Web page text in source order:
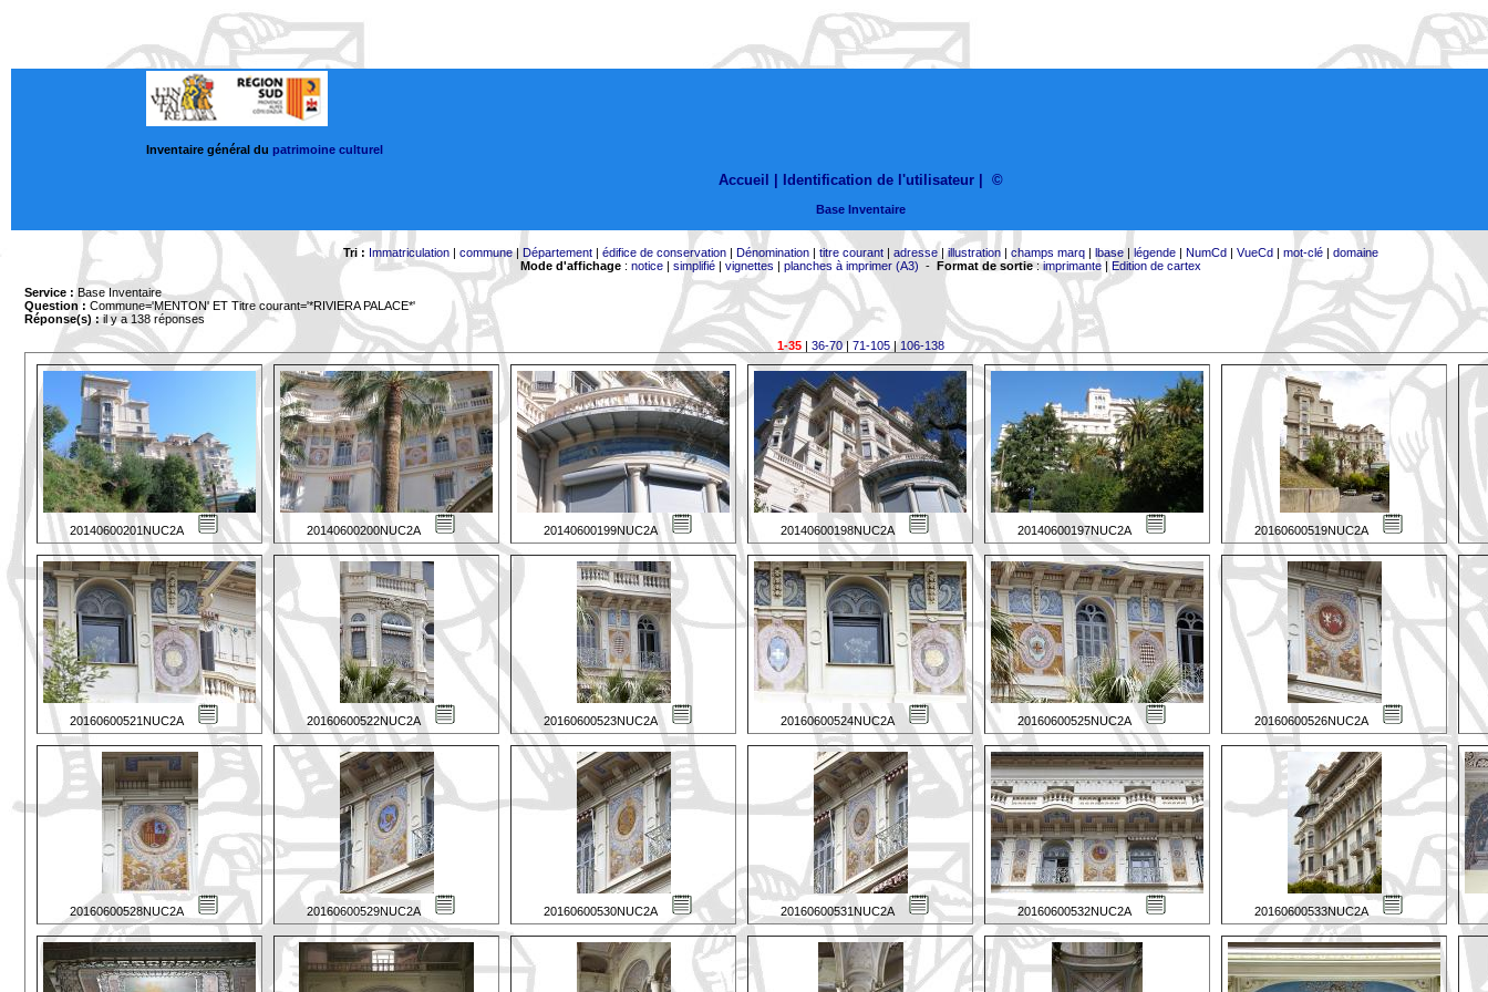
Inventaire général du patrimoine culturel
Accueil | Identification de l'utilisateur ©
Base Inventaire
Tri : Immatriculation| commune| Département| édifice de conservation| Dénomination| titre courant| adresse|illustration| champs marq| lbase| légende| NumCd| VueCd| mot-clé| domaine
Mode d'affichage: notice| simplifié| vignettes | planches à imprimer (A3) - Format de sortie:imprimante| Edition de cartex
Service : Base Inventaire
Question : Commune='MENTON' ET Titre courant='*RIVIERA PALACE*'
Réponse(s) :il y a 138 réponses
1-35| 36-70| 71-105|106-138
20140600201NUC2A 20140600200NUC2A 20140600199NUC2A 20140600198NUC2A 20140600197NUC2A 20160600519NUC2A
20160600521NUC2A 20160600522NUC2A 20160600523NUC2A 20160600524NUC2A 20160600525NUC2A 20160600526NUC2A
20160600528NUC2A 20160600529NUC2A 20160600530NUC2A 20160600531NUC2A 20160600532NUC2A 20160600533NUC2A